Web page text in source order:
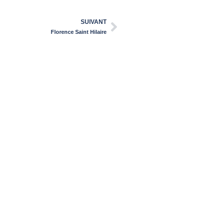
SUIVANT
Florence Saint Hilaire